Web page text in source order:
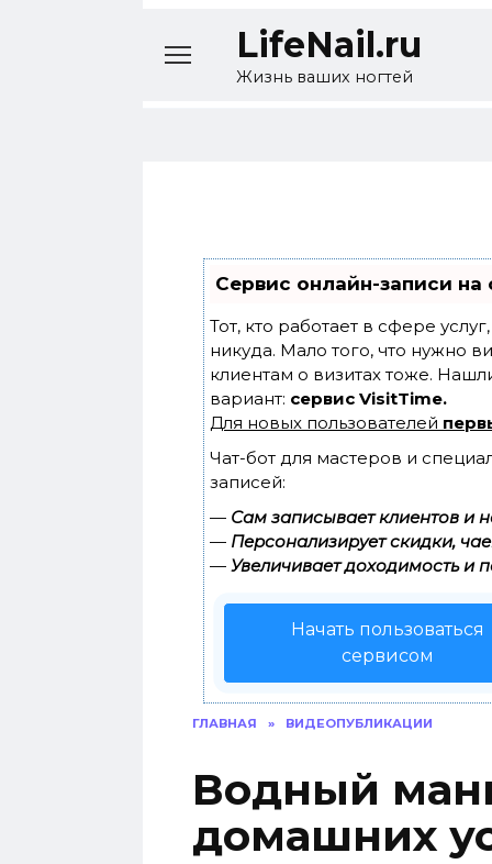
LifeNail.ru
Жизнь ваших ногтей
Сервис онлайн-записи
Тот, кто работает в сфере
никуда. Мало того, что нужно
клиентам о визитах тоже.
вариант: сервис VisitTime.
Для новых пользователей
Чат-бот для мастеров и
записей:
— Сам записывает клиентов и
— Персонализирует скидки,
— Увеличивает доходимость и
Начать пользоваться
сервисом
ГЛАВНАЯ » ВИДЕОПУБЛИКАЦИИ
Водный
домашних